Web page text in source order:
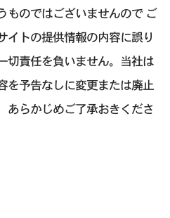
ものではございませんので ご
イトの提供情報の内容に誤り
切責任を負いません。当社は
を予告なしに変更または廃止
あらかじめご了承おきくださ